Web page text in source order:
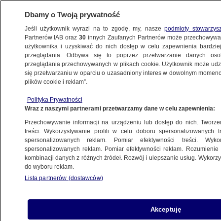
ŁÓDŹ
na pomoc wezwała pogotowie
3.07.2022, 12:24
Udostępnij
Dbamy o Twoją prywatność
Jeśli użytkownik wyrazi na to zgodę, my, naszepodmioty
Partnerów IAB oraz30 innych Zaufanych Partnerów może
użytkownika i uzyskiwać do nich dostęp w celu zapewnienia
przeglądania. Odbywa się to poprzez przetwarzanie danych
przeglądania przechowywanych w plikach cookie. Użytkownik może
się przetwarzaniu w oparciu o uzasadniony interes w dowolnym
plików cookie i reklam”.
Polityka Prywatności
Wraz z naszymi partnerami przetwarzamy dane w celu zapewnienia:
Przechowywanie informacji na urządzeniu lub dostęp do nich.
treści. Wykorzystywanie profili w celu doboru spersonalizowanych
spersonalizowanych reklam. Pomiar efektywności treści.
spersonalizowanych reklam. Pomiar efektywności reklam.
kombinacji danych z różnych źródeł. Rozwój i ulepszanie usług.
do wyboru reklam.
Lista partnerów (dostawców)
Akceptuję